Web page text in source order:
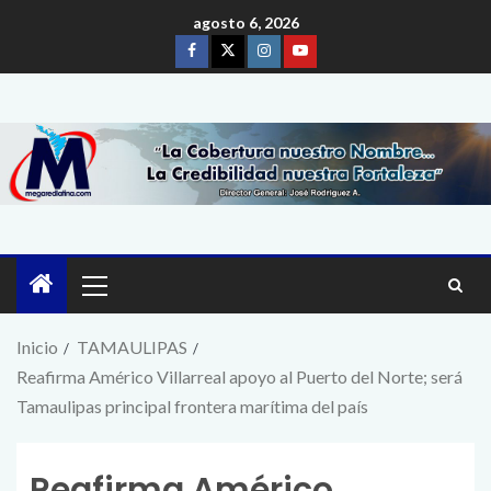
agosto 6, 2026
Inicio
TAMAULIPAS
Reafirma Américo Villarreal apoyo al Puerto del Norte; será
Tamaulipas principal frontera marítima del país